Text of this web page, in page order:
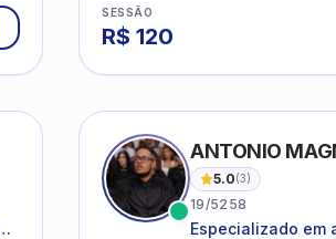
SESSÃO
R$ 120
ANTONIO
5.0(3)
19/5258
Especializado em